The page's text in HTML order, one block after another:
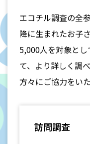
エコチル調査の全
降に生まれたお子
5,000人を対象と
て、より詳しく調
方々にご協力をい
訪問調査